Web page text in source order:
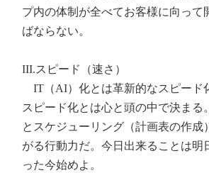
プ内の体制が全べてお客様に向って
ばならない。
III.スピード（速さ）
IT（AI）化とは革新的なスピード
スピード化とは心と頭の中で決まる
とスケジューリング（計画表の作成
がる行動力だ。今日出来ることは明
った今始めよ。